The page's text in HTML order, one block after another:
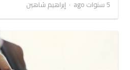
5 سنوات ago
Author
إبراهيم شاهين